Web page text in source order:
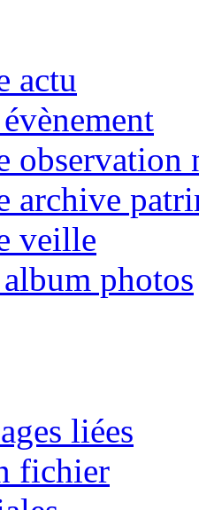
actu
observation
archive
veille
photos
liées
fichier